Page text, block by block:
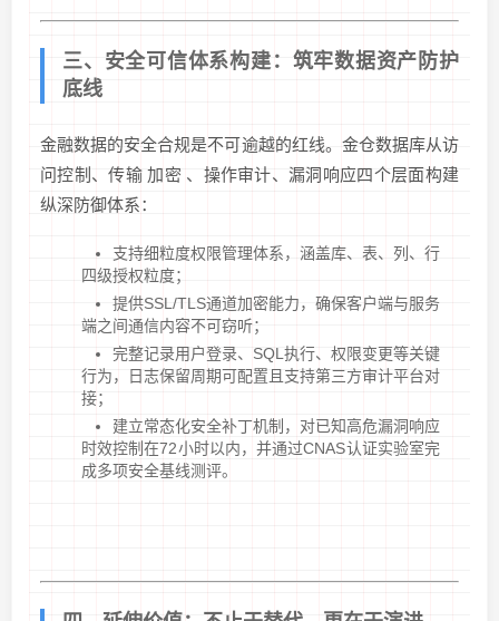
三、安全可信体系构建：筑牢数据资产防护
底线
金融数据的安全合规是不可逾越的红线。金仓数据库从访
问控制、传输 加密 、操作审计、漏洞响应四个层面构建
纵深防御体系：
支持细粒度权限管理体系，涵盖库、表、列、行
四级授权粒度；
提供SSL/TLS通道加密能力，确保客户端与服务
端之间通信内容不可窃听；
完整记录用户登录、SQL执行、权限变更等关键
行为，日志保留周期可配置且支持第三方审计平台对
接；
建立常态化安全补丁机制，对已知高危漏洞响应
时效控制在72小时以内，并通过CNAS认证实验室完
成多项安全基线测评。